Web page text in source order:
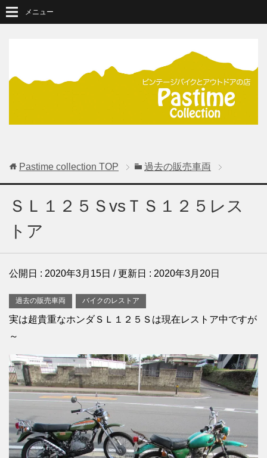
メニュー
Pastime collection TOP 過去の販売車両
ＳＬ１２５ＳvsＴＳ１２５レス
トア
公開日 : 2020年3月15日 / 更新日 : 2020年3月20日
過去の販売車両 バイクのレストア
実は超貴重なホンダＳＬ１２５Ｓは現在レストア中ですが
～